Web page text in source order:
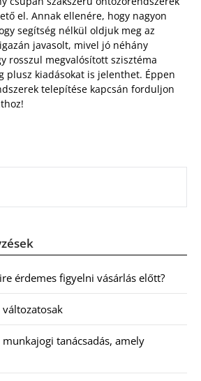
el. Annak ellenére, hogy nagyon
segítség nélkül oldjuk meg az
javasolt, mivel jó néhány
rosszul megvalósított szisztéma
plusz kiadásokat is jelenthet. Éppen
telepítése kapcsán forduljon
érdemes figyelni vásárlás előtt?
változatosak
tanácsadás, amely